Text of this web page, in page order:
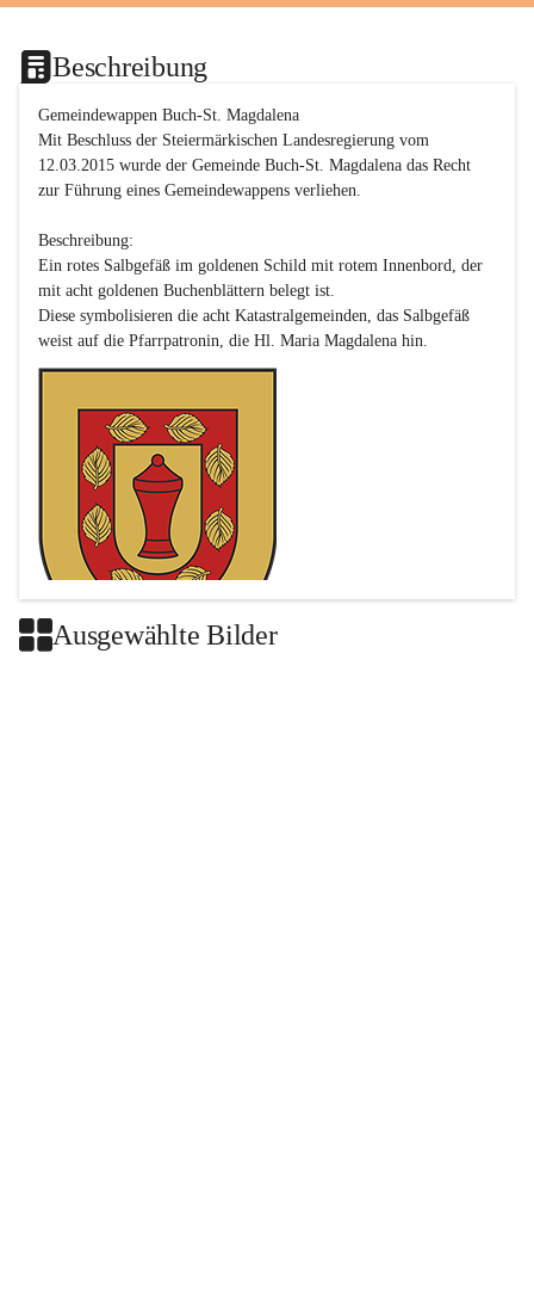
Beschreibung
Gemeindewappen Buch-St. Magdalena
Mit Beschluss der Steiermärkischen Landesregierung vom
12.03.2015 wurde der Gemeinde Buch-St. Magdalena das Recht
zur Führung eines Gemeindewappens verliehen.
Beschreibung:
Ein rotes Salbgefäß im goldenen Schild mit rotem Innenbord, der
mit acht goldenen Buchenblättern belegt ist.
Diese symbolisieren die acht Katastralgemeinden, das Salbgefäß
Ausgewählte Bilder